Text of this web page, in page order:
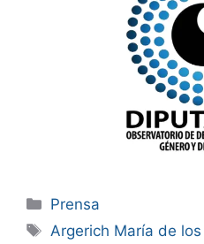
Prensa
Argerich María de